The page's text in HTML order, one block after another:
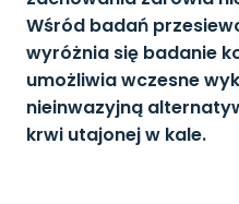
Wśród badań
wyróżnia się badanie
umożliwia wczesne
nieinwazyjną
krwi utajonej w kale.